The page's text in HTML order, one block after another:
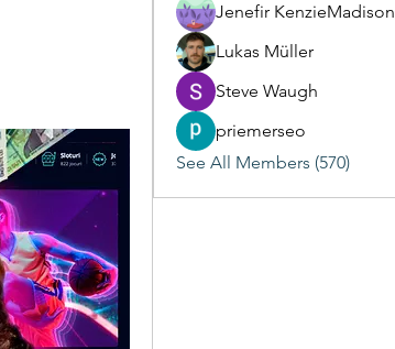
Jenefir KenzieMadison
Lukas Müller
Steve Waugh
priemerseo
See All Members (570)